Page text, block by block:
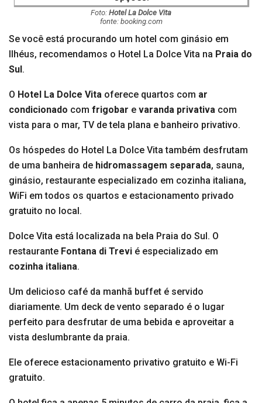
Foto: Hotel La Dolce Vita
fonte: booking.com
Se você está procurando um hotel com ginásio em
Ilhéus, recomendamos o Hotel La Dolce Vita na Praia do
Sul .
O Hotel La Dolce Vita oferece quartos com ar
condicionado com frigobar e varanda privativa com
vista para o mar, TV de tela plana e banheiro privativo.
Os hóspedes do Hotel La Dolce Vita também desfrutam
de uma banheira de hidromassagem separada, sauna,
ginásio, restaurante especializado em cozinha italiana,
WiFi em todos os quartos e estacionamento privado
gratuito no local.
Dolce Vita está localizada na bela Praia do Sul. O
restaurante Fontana di Trevi é especializado em
cozinha italiana.
Um delicioso café da manhã buffet é servido
diariamente. Um deck de vento separado é o lugar
perfeito para desfrutar de uma bebida e aproveitar a
vista deslumbrante da praia.
Ele oferece estacionamento privativo gratuito e Wi-Fi
gratuito.